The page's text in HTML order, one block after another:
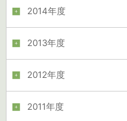
2014年度
2013年度
2012年度
2011年度